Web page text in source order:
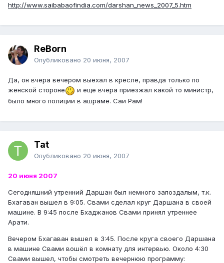
http://www.saibabaofindia.com/darshan_news_2007_5.htm
ReBorn
Опубликовано 20 июня, 2007
Да, он вчера вечером выехал в кресле, правда только по
женской стороне
и еще вчера приезжал какой то министр,
было много полиции в ашраме. Саи Рам!
Tat
Опубликовано 20 июня, 2007
20 июня 2007
Сегодняшний утренний Даршан был немного запоздалым, т.к.
Бхагаван вышел в 9:05. Свами сделал круг Даршана в своей
машине. В 9:45 после Бхаджанов Свами принял утреннее
Арати.
Вечером Бхагаван вышел в 3:45. После круга своего Даршана
в машине Свами вошёл в комнату для интервью. Около 4:30
Свами вышел, чтобы смотреть вечернюю программу: